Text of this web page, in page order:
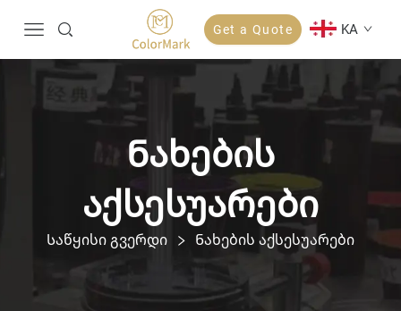
Get a Quote KA
Ნახების
აქსესუარები
Საწყისი გვერდი Ნახების აქსესუარები